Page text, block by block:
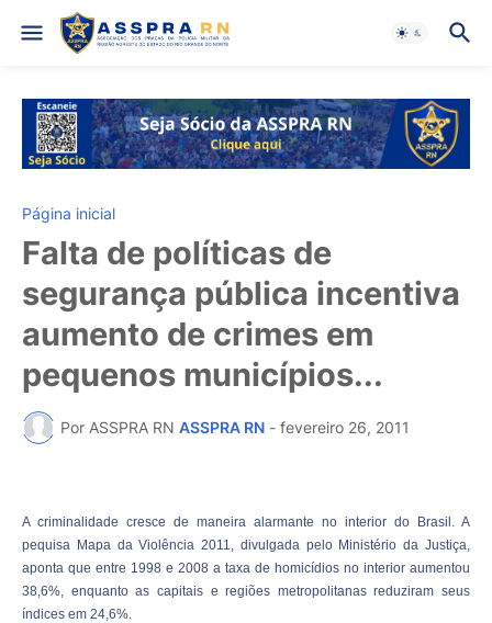
Página inicial
Falta de políticas de
segurança pública incentiva
aumento de crimes em
pequenos municípios...
Por ASSPRA RN ASSPRA RN - fevereiro 26, 2011
A criminalidade cresce de maneira alarmante no interior do Brasil. A
pequisa Mapa da Violência 2011, divulgada pelo Ministério da Justiça,
aponta que entre 1998 e 2008 a taxa de homicídios no interior aumentou
38,6%, enquanto as capitais e regiões metropolitanas reduziram seus
índices em 24,6%.